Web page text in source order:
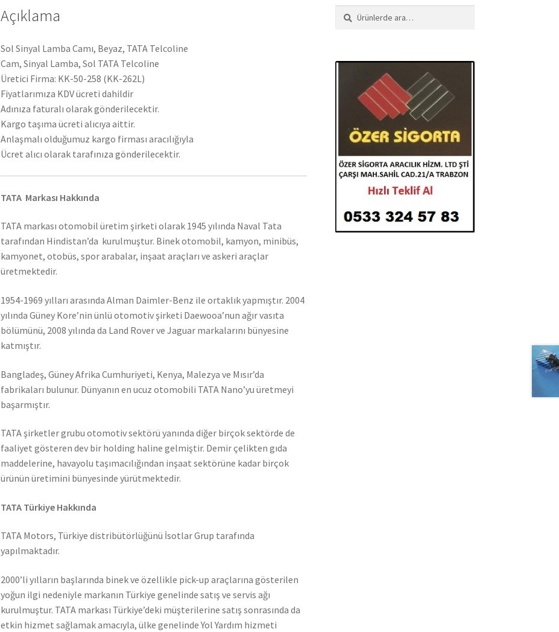
Açıklama
Sol Sinyal Lamba Camı, Beyaz, TATA Telcoline
Cam, Sinyal Lamba, Sol TATA Telcoline
Üretici Firma: KK-50-258 (KK-262L)
Fiyatlarımıza KDV ücreti dahildir
Adınıza faturalı olarak gönderilecektir.
Kargo taşıma ücreti alıcıya aittir.
Anlaşmalı olduğumuz kargo firması aracılığıyla
Ücret alıcı olarak tarafınıza gönderilecektir.
TATA Markası Hakkında
TATA markası otomobil üretim şirketi olarak 1945 yılında Naval Tata
tarafından Hindistan’da kurulmuştur. Binek otomobil, kamyon, minibüs,
kamyonet, otobüs, spor arabalar, inşaat araçları ve askeri araçlar
üretmektedir.
1954-1969 yılları arasında Alman Daimler-Benz ile ortaklık yapmıştır. 2004
yılında Güney Kore’nin ünlü otomotiv şirketi Daewooa’nun ağır vasıta
bölümünü, 2008 yılında da Land Rover ve Jaguar markalarını bünyesine
katmıştır.
Bangladeş, Güney Afrika Cumhuriyeti, Kenya, Malezya ve Mısır’da
fabrikaları bulunur. Dünyanın en ucuz otomobili TATA Nano’yu üretmeyi
başarmıştır.
TATA şirketler grubu otomotiv sektörü yanında diğer birçok sektörde de
faaliyet gösteren dev bir holding haline gelmiştir. Demir çelikten gıda
maddelerine, havayolu taşımacılığından inşaat sektörüne kadar birçok
ürünün üretimini bünyesinde yürütmektedir.
TATA Türkiye Hakkında
TATA Motors, Türkiye distribütörlüğünü İsotlar Grup tarafında
yapılmaktadır.
2000’li yılların başlarında binek ve özellikle pick-up araçlarına gösterilen
yoğun ilgi nedeniyle markanın Türkiye genelinde satış ve servis ağı
kurulmuştur. TATA markası Türkiye’deki müşterilerine satış sonrasında da
etkin hizmet sağlamak amacıyla, ülke genelinde Yol Yardım hizmeti
Ara:
Ara